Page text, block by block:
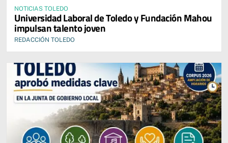
NOTICIAS TOLEDO
Universidad Laboral de Toledo y Fundación Mahou
impulsan talento joven
REDACCIÓN TOLEDO